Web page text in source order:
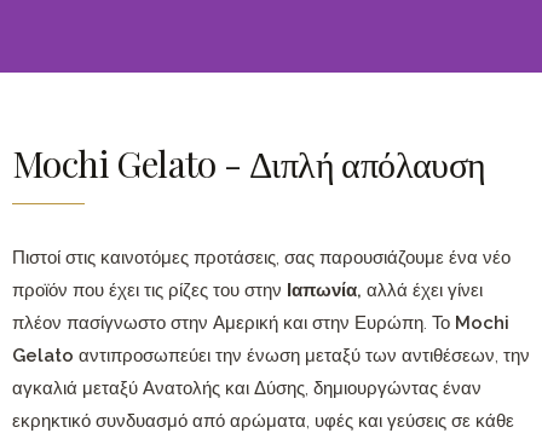
Mochi Gelato - Διπλή απόλαυση
Πιστοί στις καινοτόμες προτάσεις, σας παρουσιάζουμε ένα νέο
προϊόν που έχει τις ρίζες του στην Ιαπωνία, αλλά έχει γίνει
πλέον πασίγνωστο στην Αμερική και στην Ευρώπη. Το Mochi
Gelato αντιπροσωπεύει την ένωση μεταξύ των αντιθέσεων, την
αγκαλιά μεταξύ Ανατολής και Δύσης, δημιουργώντας έναν
εκρηκτικό συνδυασμό από αρώματα, υφές και γεύσεις σε κάθε